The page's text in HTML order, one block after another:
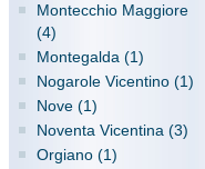
Montecchio Maggiore
(4)
Montegalda (1)
Nogarole Vicentino (1)
Nove (1)
Noventa Vicentina (3)
Orgiano (1)